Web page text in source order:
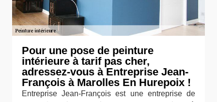
Pour une pose de peinture
intérieure à tarif pas cher,
adressez-vous à Entreprise Jean-
François à Marolles En Hurepoix !
Entreprise Jean-François est une entreprise de